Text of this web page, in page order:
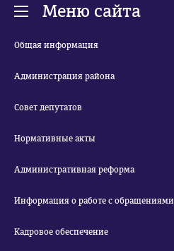
Меню сайта
Общая информация
Администрация района
Совет депутатов
Нормативные акты
Административная реформа
Информация о работе с обращениями
Кадровое обеспечение